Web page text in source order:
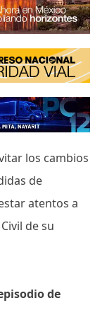
los cambios
de
atentos a
de su
de